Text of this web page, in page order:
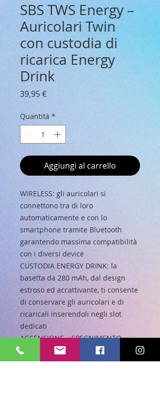
SBS TWS Energy –
Auricolari Twin
con custodia di
ricarica Energy
Drink
39,95 €Prezzo
Quantità *
Aggiungi al carrello
WIRELESS: gli auricolari si
connettono tra di loro
automaticamente e con lo
smartphone tramite Bluetooth
garantendo massima compatibilità
con i diversi device
CUSTODIA ENERGY DRINK: la
basetta da 280 mAh, dal design
estroso ed accattivante, ti consente
di conservare gli auricolari e di
ricaricali inserendoli negli slot
dedicati
ACCENSIONE – SPEGNIMENTO
AUTOMATICI: quando si estraggono
dalla basetta, gli auricolari si